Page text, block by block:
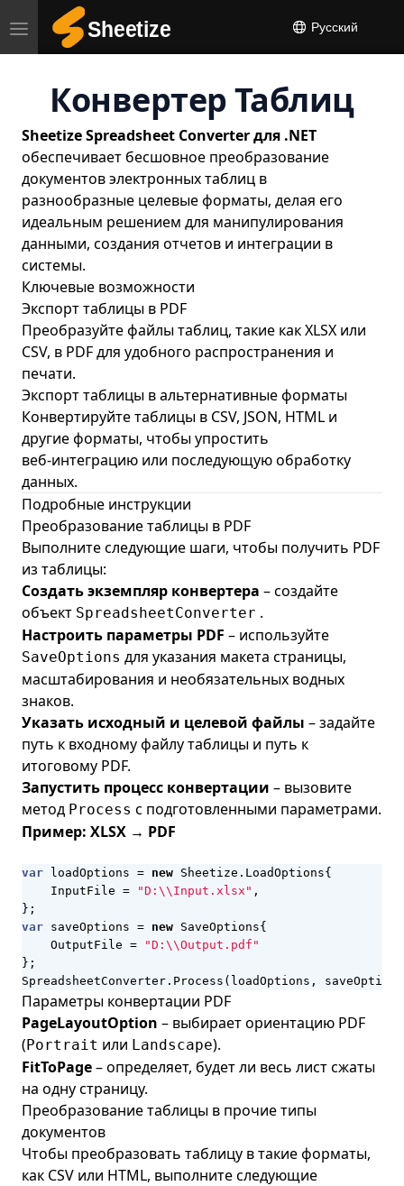
Toggle
navigation
Русский
Конвертер Таблиц
Sheetize Spreadsheet Converter для .NET
обеспечивает бесшовное преобразование
документов электронных таблиц в
разнообразные целевые форматы, делая его
идеальным решением для манипулирования
данными, создания отчетов и интеграции в
системы.
Ключевые возможности
Экспорт таблицы в PDF
Преобразуйте файлы таблиц, такие как XLSX или
CSV, в PDF для удобного распространения и
печати.
Экспорт таблицы в альтернативные форматы
Конвертируйте таблицы в CSV, JSON, HTML и
другие форматы, чтобы упростить
веб‑интеграцию или последующую обработку
данных.
Подробные инструкции
Преобразование таблицы в PDF
Выполните следующие шаги, чтобы получить PDF
из таблицы:
Создать экземпляр конвертера – создайте
объект SpreadsheetConverter .
Настроить параметры PDF – используйте
SaveOptions для указания макета страницы,
масштабирования и необязательных водных
знаков.
Указать исходный и целевой файлы – задайте
путь к входному файлу таблицы и путь к
итоговому PDF.
Запустить процесс конвертации – вызовите
метод Process с подготовленными параметрами.
Пример: XLSX → PDF
var loadOptions = new Sheetize . LoadOptions{
InputFile = "D:\\Input.xlsx" ,
};
var saveOptions = new SaveOptions{
OutputFile =
"D:\\Output.pdf"
};
SpreadsheetConverter . Process ( loadOptions , saveOptions
Параметры конвертации PDF
PageLayoutOption – выбирает ориентацию PDF
(Portrait или Landscape).
FitToPage– определяет, будет ли весь лист сжаты
на одну страницу.
Преобразование таблицы в прочие типы
документов
Чтобы преобразовать таблицу в такие форматы,
как CSV или HTML, выполните следующие